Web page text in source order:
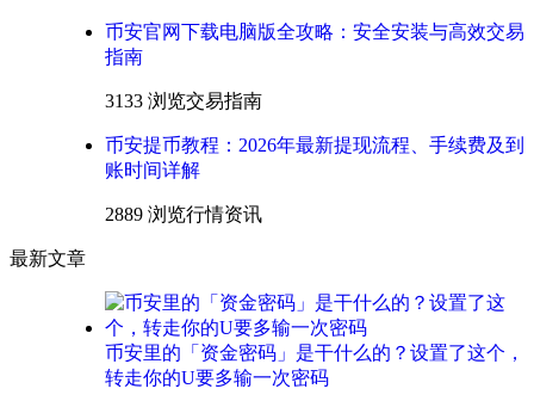
币安官网下载电脑版全攻略：安全安装与高效交易
指南
3133 浏览交易指南
币安提币教程：2026年最新提现流程、手续费及到
账时间详解
2889 浏览行情资讯
最新文章
币安里的「资金密码」是干什么的？设置了这个，
转走你的U要多输一次密码